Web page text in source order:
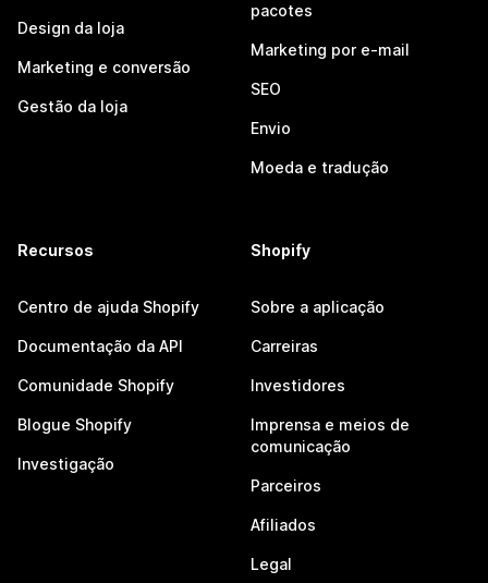
Design da loja
Marketing e conversão
Gestão da loja
pacotes
Marketing por e-mail
SEO
Envio
Moeda e tradução
Recursos
Centro de ajuda Shopify
Documentação da API
Comunidade Shopify
Blogue Shopify
Investigação
Shopify
Sobre a aplicação
Carreiras
Investidores
Imprensa e meios de
comunicação
Parceiros
Afiliados
Legal